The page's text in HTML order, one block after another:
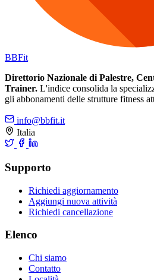
BBFit
Direttorio Nazionale di Palestre,
Trainer. L'indice consolida la
gli abbonamenti delle strutture fitness
info@bbfit.it
Italia
Supporto
Richiedi aggiornamento
Aggiungi nuova attività
Richiedi cancellazione
Elenco
Chi siamo
Contatto